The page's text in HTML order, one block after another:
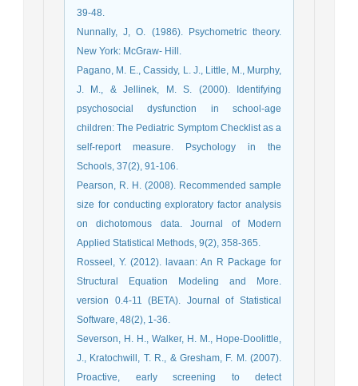
39-48.
Nunnally, J, O. (1986). Psychometric theory.
New York: McGraw- Hill.
Pagano, M. E., Cassidy, L. J., Little, M., Murphy,
J. M., & Jellinek, M. S. (2000). Identifying
psychosocial dysfunction in school-age
children: The Pediatric Symptom Checklist as a
self-report measure. Psychology in the
Schools, 37(2), 91-106.
Pearson, R. H. (2008). Recommended sample
size for conducting exploratory factor analysis
on dichotomous data. Journal of Modern
Applied Statistical Methods, 9(2), 358-365.
Rosseel, Y. (2012). lavaan: An R Package for
Structural Equation Modeling and More.
version 0.4-11 (BETA). Journal of Statistical
Software, 48(2), 1-36.
Severson, H. H., Walker, H. M., Hope-Doolittle,
J., Kratochwill, T. R., & Gresham, F. M. (2007).
Proactive, early screening to detect